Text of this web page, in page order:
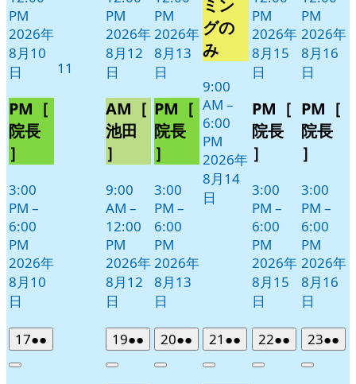
PM
2026年
8月10
日
PM［
院長
］
3:00
PM –
6:00
PM
2026年
8月10
日
11
PM
2026年
8月12
日
AM［
池田
］
9:00
AM –
12:00
PM
2026年
8月12
日
PM
2026年
8月13
日
PM［
院長
］
3:00
PM –
6:00
PM
2026年
8月13
日
日ン
ト)
ミン
グの
み
9:00
AM –
6:00
PM
2026年
8月14
日
PM
2026年
8月15
日
PM［
院長
］
3:00
PM –
6:00
PM
2026年
8月15
日
PM
2026年
8月16
日
PM［
院長
］
3:00
PM –
6:00
PM
2026年
8月16
日
172026
年
●●
件
Close
192026
年
●●
件
Close
202026
年
●●
件
Close
21 2026
年
●●
件
Close
222026
年
●●
件
Close
232026
年
●●
件
Close